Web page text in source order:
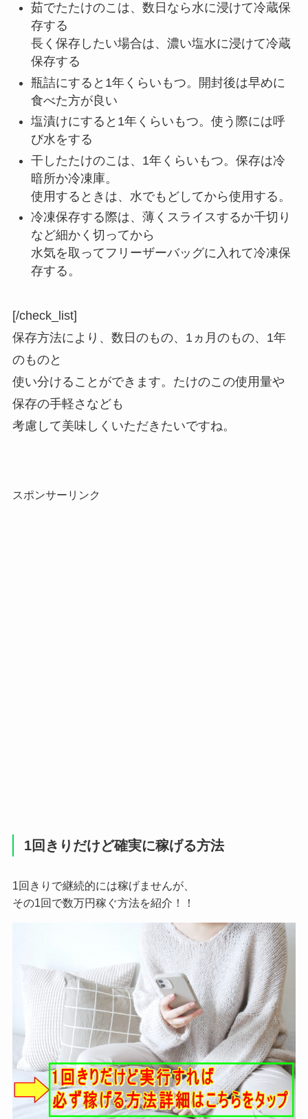
茹でたたけのこは、数日なら水に浸けて冷蔵保
存する
長く保存したい場合は、濃い塩水に浸けて冷蔵
保存する
瓶詰にすると1年くらいもつ。開封後は早めに
食べた方が良い
塩漬けにすると1年くらいもつ。使う際には呼
び水をする
干したたけのこは、1年くらいもつ。保存は冷
暗所か冷凍庫。
使用するときは、水でもどしてから使用する。
冷凍保存する際は、薄くスライスするか千切り
など細かく切ってから
水気を取ってフリーザーバッグに入れて冷凍保
存する。
[/check_list]
保存方法により、数日のもの、1ヵ月のもの、1年
のものと
使い分けることができます。たけのこの使用量や
保存の手軽さなども
考慮して美味しくいただきたいですね。
スポンサーリンク
1回きりだけど確実に稼げる方法
1回きりで継続的には稼げませんが、
その1回で数万円稼ぐ方法を紹介！！